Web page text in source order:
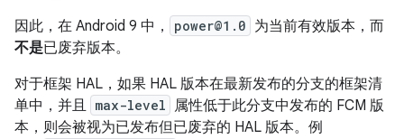
因此，在 Android 9 中，
power@1.0 为当前有效版本，而
不是已废弃版本。
对于框架 HAL，如果 HAL 版本在最新发布的分支的框架清
单中，并且
max-level
属性低于此分支中发布的 FCM 版
本，则会被视为已发布但已废弃的 HAL 版本。例